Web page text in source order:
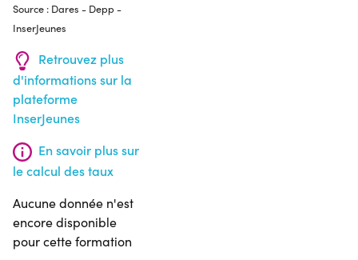
Source : Dares - Depp -
InserJeunes
Retrouvez plus
d'informations sur la
plateforme
InserJeunes
En savoir plus sur
le calcul des taux
Aucune donnée n'est
encore disponible
pour cette formation